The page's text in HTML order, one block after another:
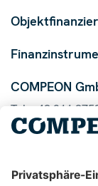
COMPEON
Tel. +49 211
Mail